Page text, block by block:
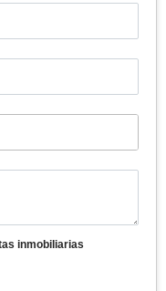
inmobiliarias